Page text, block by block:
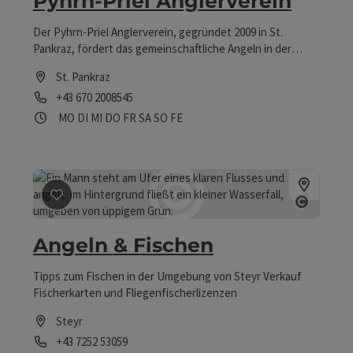
Der Pyhrn-Priel Anglerverein, gegründet 2009 in St.
Pankraz, fördert das gemeinschaftliche Angeln in der
Profi, Raubfisch-, Karpfen- oder Fliegenfischer – alle sind
willkommen.
St. Pankraz
Telefon
+43 670 2008545
Öffnungszeiten
MO Montag geöffnet
DI Dienstag geöffnet
MI Mittwoch geöffnet
DO Donnerstag geöffnet
FR Freitag geöffnet
SA Samstag geöffnet
SO Sonntag geöffnet
FEFeiertag geöffnet
Beitrag merken: Angeln & Fischen
Angeln & Fischen
Tipps zum Fischen in der Umgebung von Steyr Verkauf
Fischerkarten und Fliegenfischerlizenzen
Steyr
Telefon
+43 7252 53059